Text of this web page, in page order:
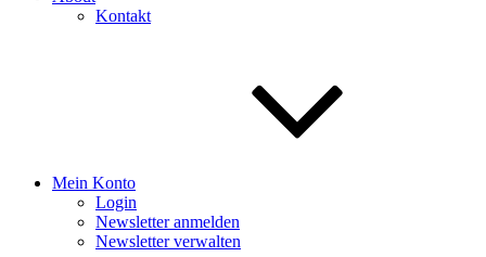
Kontakt
Mein Konto
Login
Newsletter anmelden
Newsletter verwalten